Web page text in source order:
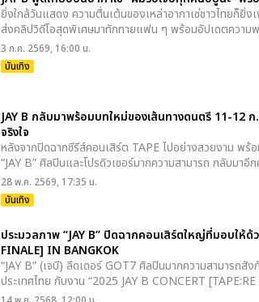
ยิ่งใกล้วันแสดง ความตื่นเต้นของเหล่าอากาเซ่ชาวไทยก็ยิ่
ส่งคลิปวิดีโอสุดพิเศษมาทักทายแฟน ๆ พร้อมอัปเดตควา
3 ก.ค. 2569, 16:00 น.
บันเทิง
JAY B กลับมาพร้อมบทใหม่ของเส้นทางดนตรี 11-12
จริงใจ
หลังจากปิดฉากซีรีส์คอนเสิร์ต TAPE ไปอย่างสวยงาม พร้
“JAY B” ศิลปินและโปรดิวเซอร์มากความสามารถ กลับมา
28 พ.ค. 2569, 17:35 น.
บันเทิง
ประมวลภาพ “JAY B” ปิดฉากคอนเสิร์ตใหญ่ที่มอบให้ด้
FINALE] IN BANGKOK
“JAY B” (เจบี) ลีดเดอร์ GOT7 ศิลปินมากความสามารถ
ประเทศไทย กับงาน “2025 JAY B CONCERT